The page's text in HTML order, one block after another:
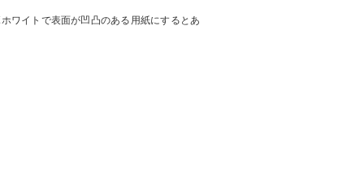
ワイトで表面が凹凸のある用紙にするとあ